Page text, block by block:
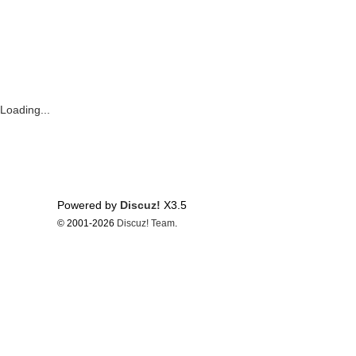
Loading...
Powered by Discuz! X3.5
© 2001-2026 Discuz! Team